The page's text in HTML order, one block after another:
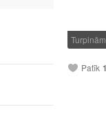
Patīk 1